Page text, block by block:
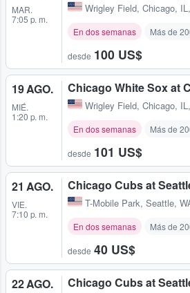
MAR.
7:05 p. m.
Wrigley Field, Chicago,
En dos semanas Más de
desde 100 US$
19 AGO.
MIÉ.
1:20 p. m.
Chicago White Sox at
Wrigley Field, Chicago,
En dos semanas Más de
desde 101 US$
21 AGO.
VIE.
7:10 p. m.
Chicago Cubs at
T-Mobile Park, Seattle,
En dos semanas Más de
desde 40 US$
22 AGO. Chicago Cubs at